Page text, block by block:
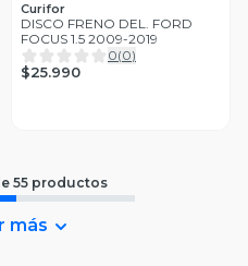
Curifor
DISCO FRENO DEL. FORD
FOCUS 1.5 2009-2019
0(0)
$25.990
55 productos
más